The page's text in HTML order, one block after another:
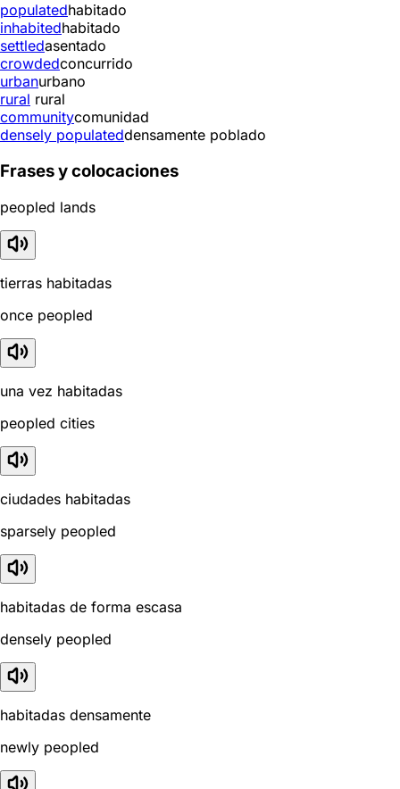
populatedhabitado
inhabitedhabitado
settledasentado
crowdedconcurrido
urbanurbano
rural rural
communitycomunidad
densely populateddensamente poblado
Frases y colocaciones
peopled lands
tierras habitadas
once peopled
una vez habitadas
peopled cities
ciudades habitadas
sparsely peopled
habitadas de forma escasa
densely peopled
habitadas densamente
newly peopled